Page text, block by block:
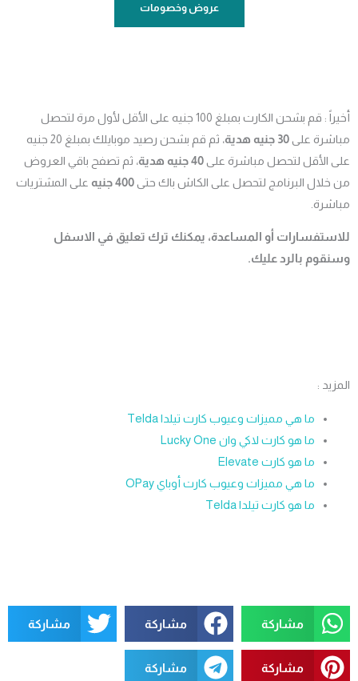
عروض وخصومات
أخيراً : قم بشحن الكارت بمبلغ 100 جنيه على الأقل لأول مرة لتحصل
على 30 جنيه هدية
، ثم قم بشحن رصيد موبايلك بمبلغ 20 جنيه
الأقل لتحصل مباشرة على 40 جنيه هدية
، ثم تصفح باقي العروض
البرنامج لتحصل على الكاش باك حتى 400 جنيه
على المشتريات
أو المساعدة، يمكنك ترك تعليق في الاسفل
بالرد عليك.
:
ما هي مميزات وعيوب كارت تيلدا Telda
ما هو كارت لاكي وان Lucky One
ما هو كارت Elevate
ما هي مميزات وعيوب كارت أوباي OPay
ما هو كارت تيلدا Telda
مشاركة مشاركة مشاركة
مشاركة مشاركة